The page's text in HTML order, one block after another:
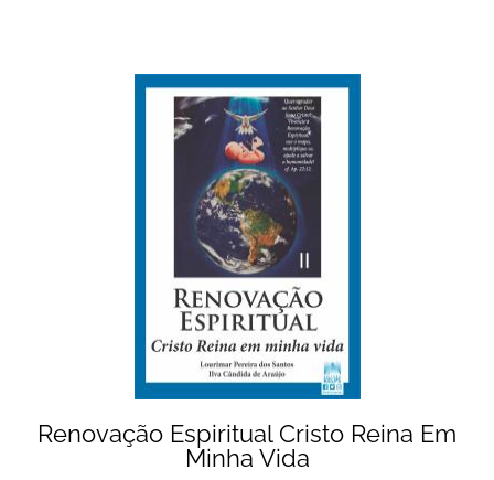
Renovação Espiritual Cristo Reina Em
Minha Vida